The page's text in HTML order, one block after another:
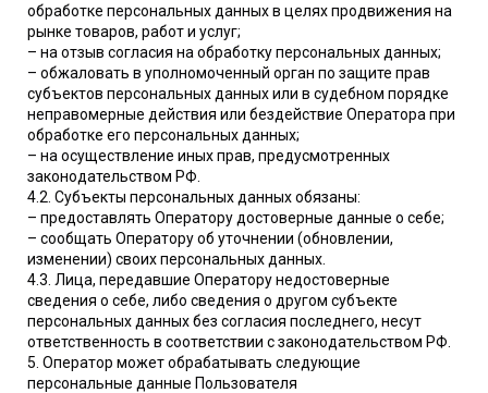
обработке персональных данных в целях продвижения на
рынке товаров, работ и услуг;
– на отзыв согласия на обработку персональных данных;
– обжаловать в уполномоченный орган по защите прав
субъектов персональных данных или в судебном порядке
неправомерные действия или бездействие Оператора при
обработке его персональных данных;
– на осуществление иных прав, предусмотренных
законодательством РФ.
4.2. Субъекты персональных данных обязаны:
– предоставлять Оператору достоверные данные о себе;
– сообщать Оператору об уточнении (обновлении,
изменении) своих персональных данных.
4.3. Лица, передавшие Оператору недостоверные
сведения о себе, либо сведения о другом субъекте
персональных данных без согласия последнего, несут
ответственность в соответствии с законодательством РФ.
5. Оператор может обрабатывать следующие
персональные данные Пользователя